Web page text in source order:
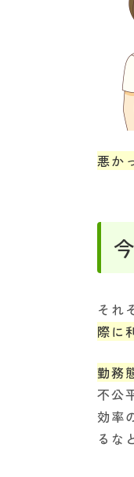
悪か
それ
際に
勤務
不公
効率
るな